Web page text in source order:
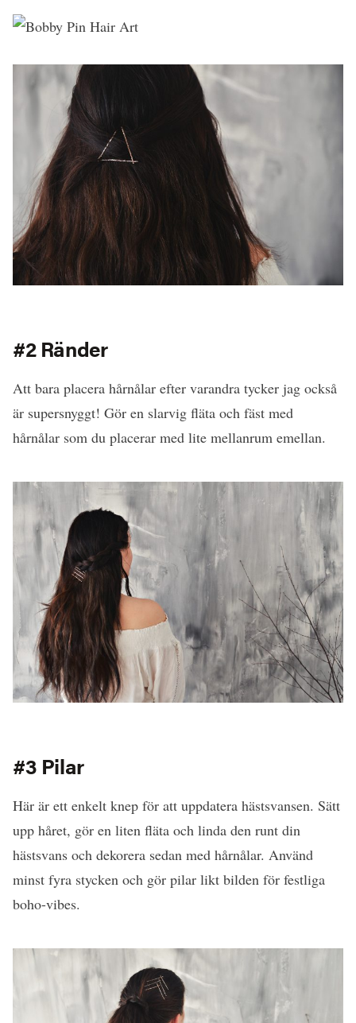
#2 Ränder
Att bara placera hårnålar efter varandra tycker jag också
är supersnyggt! Gör en slarvig fläta och fäst med
hårnålar som du placerar med lite mellanrum emellan.
#3 Pilar
Här är ett enkelt knep för att uppdatera hästsvansen. Sätt
upp håret, gör en liten fläta och linda den runt din
hästsvans och dekorera sedan med hårnålar. Använd
minst fyra stycken och gör pilar likt bilden för festliga
boho-vibes.